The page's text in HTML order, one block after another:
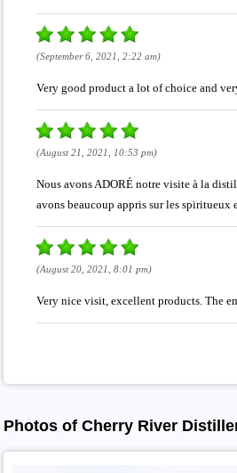
(September 6, 2021, 2:22 am)
Very good product a lot of choice and
(August 21, 2021, 10:53 pm)
Nous avons ADORÉ notre visite à la
avons beaucoup appris sur les
(August 20, 2021, 8:01 pm)
Very nice visit, excellent products. The
Photos of Cherry River